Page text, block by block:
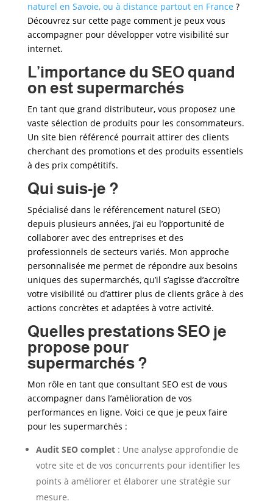
naturel en Savoie, ou à distance partout en France ?
Découvrez sur cette page comment je peux vous
accompagner pour développer votre visibilité sur
internet.
L’importance du SEO quand
on est supermarchés
En tant que grand distributeur, vous proposez une
vaste sélection de produits pour les consommateurs.
Un site bien référencé pourrait attirer des clients
cherchant des promotions et des produits essentiels
à des prix compétitifs.
Qui suis-je ?
Spécialisé dans le référencement naturel (SEO)
depuis plusieurs années, j’ai eu l’opportunité de
collaborer avec des entreprises et des
professionnels de secteurs variés. Mon approche
personnalisée me permet de répondre aux besoins
uniques des supermarchés, qu’il s’agisse d’accroître
votre visibilité ou d’attirer plus de clients grâce à des
actions concrètes et adaptées à votre activité.
Quelles prestations SEO je
propose pour
supermarchés?
Mon rôle en tant que consultant SEO est de vous
accompagner dans l’amélioration de vos
performances en ligne. Voici ce que je peux faire
pour les supermarchés :
Audit SEO complet: Une analyse approfondie de
votre site et de vos concurrents pour identifier les
points à améliorer et élaborer une stratégie sur
mesure.